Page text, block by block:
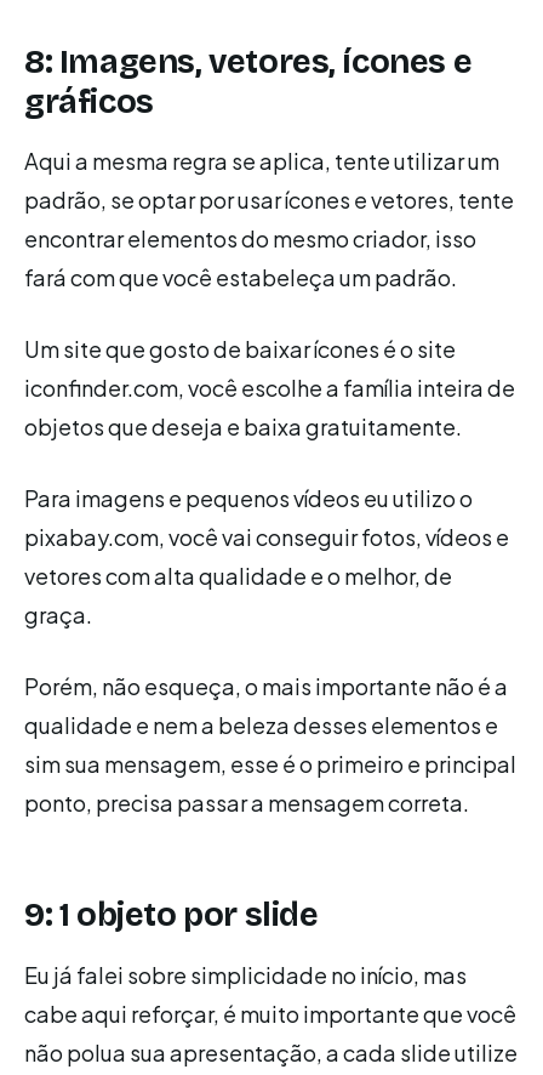
8: Imagens, vetores, ícones e
gráficos
Aqui a mesma regra se aplica, tente utilizar um
padrão, se optar por usar ícones e vetores, tente
encontrar elementos do mesmo criador, isso
fará com que você estabeleça um padrão.
Um site que gosto de baixar ícones é o site
iconfinder.com, você escolhe a família inteira de
objetos que deseja e baixa gratuitamente.
Para imagens e pequenos vídeos eu utilizo o
pixabay.com, você vai conseguir fotos, vídeos e
vetores com alta qualidade e o melhor, de
graça.
Porém, não esqueça, o mais importante não é a
qualidade e nem a beleza desses elementos e
sim sua mensagem, esse é o primeiro e principal
ponto, precisa passar a mensagem correta.
9: 1 objeto por slide
Eu já falei sobre simplicidade no início, mas
cabe aqui reforçar, é muito importante que você
não polua sua apresentação, a cada slide utilize